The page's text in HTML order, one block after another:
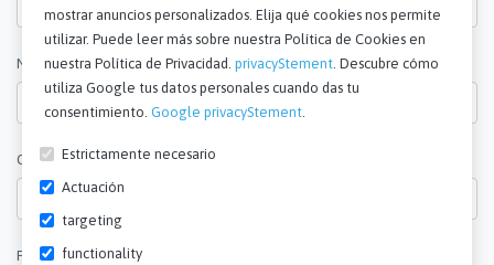
Número de teléfono
Cantidad *
Preguntas y comentarios *
mostrar anuncios personalizados. Elija qué cookies nos permite
utilizar. Puede leer más sobre nuestra Política de Cookies en
nuestra Política de Privacidad. privacyStement . Descubre cómo
utiliza Google tus datos personales cuando das tu
consentimiento. Google privacyStement
Estrictamente necesario
Actuación
targeting
functionality